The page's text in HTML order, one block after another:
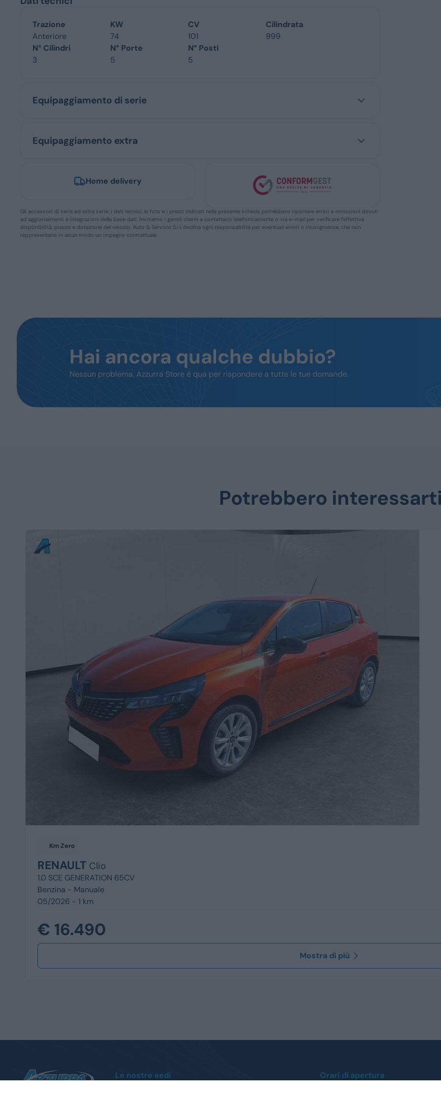
Trazione
Anteriore
KW
74
CV
101
Cilindrata
999
N° Cilindri
3
N° Porte
5
N° Posti
5
Equipaggiamento di serie
Equipaggiamento extra
Home delivery
Gli accessori di serie ed extra serie, i dati tecnici, le foto e i prezzi indicati nella presente scheda potrebbero riportare errori e omissioni dovuti
ad aggiornamenti e integrazioni della base dati. Invitiamo i gentili clienti a contattarci telefonicamente o via e-mail per verificare l’effettiva
disponibilità, prezzo e dotazione del veicolo. Auto & Servizio S.r.l. declina ogni responsabilità per eventuali errori o incongruenze, che non
reppresentano in alcun modo un impegno contrattuale.
Hai ancora qualche dubbio?
Nessun problema, Azzurra Store è qua per rispondere a tutte le tue domande.
Potrebbero
Km Zero
RENAULT Clio
1.0 SCE GENERATION 65CV
Benzina - Manuale
05/2026 - 1 km
€ 16.490
Mostra di più
Le nostre sedi Orari di apertura